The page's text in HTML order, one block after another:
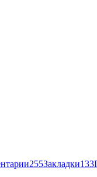
255Закладки133